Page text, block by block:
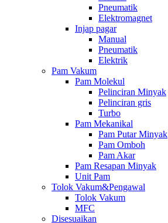
Pneumatik
Elektromagnet
Injap pagar
Manual
Pneumatik
Elektrik
Pam Vakum
Pam Molekul
Pelinciran Minyak
Pelinciran gris
Turbo
Pam Mekanikal
Pam Putar Minyak
Pam Omboh
Pam Akar
Pam Resapan Minyak
Unit Pam
Tolok Vakum&Pengawal
Tolok Vakum
MFC
Disesuaikan